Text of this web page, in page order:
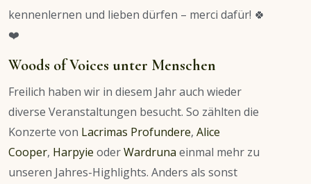
kennenlernen und lieben dürfen – merci dafür! 🍀
❤️
Woods of Voices unter Menschen
Freilich haben wir in diesem Jahr auch wieder
diverse Veranstaltungen besucht. So zählten die
Konzerte von Lacrimas Profundere, Alice
Cooper, Harpyie oderWardruna einmal mehr zu
unseren Jahres-Highlights. Anders als sonst